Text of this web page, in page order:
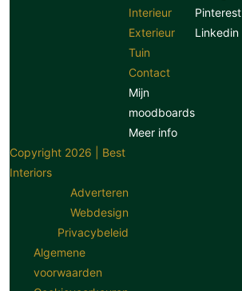
Interieur
Exterieur
Tuin
Contact
Mijn
moodboards
Meer info
Pinterest
Linkedin
Copyright 2026 | Best
Interiors
Adverteren
Webdesign
Privacybeleid
Algemene
voorwaarden